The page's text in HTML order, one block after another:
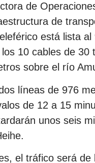
de
de
está lista
10 cables de
sobre el río
líneas de 976
de 12 a 15
unos seis
el tráfico será